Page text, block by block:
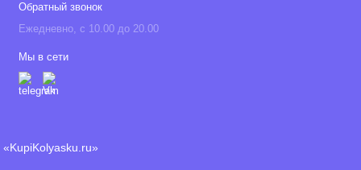
Обратный звонок
Ежедневно, с 10.00 до 20.00
Мы в сети
«KupiKolyasku.ru»